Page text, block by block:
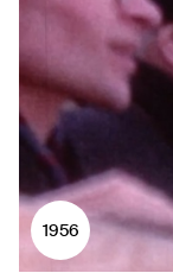
1956